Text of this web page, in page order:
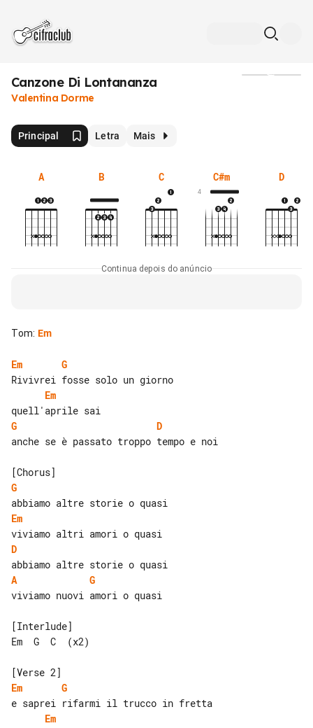
Canzone Di Lontananza
Valentina Dorme
Principal Letra Mais
A B C C#m
4
D
Continua depois do anúncio
Tom: Em
Em
G
Em
G
D
anche se è passato troppo tempo e noi
G
Em
D
A
G
viviamo nuovi amori o quasi
[Interlude]
Em  G  C  (x2)
Em
G
Em